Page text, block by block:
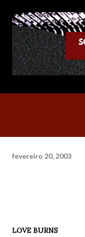
Pular
fevereiro 20, 2003
LOVE BURNS